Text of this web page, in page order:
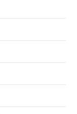
este suprafața
Suprafața exacta
al